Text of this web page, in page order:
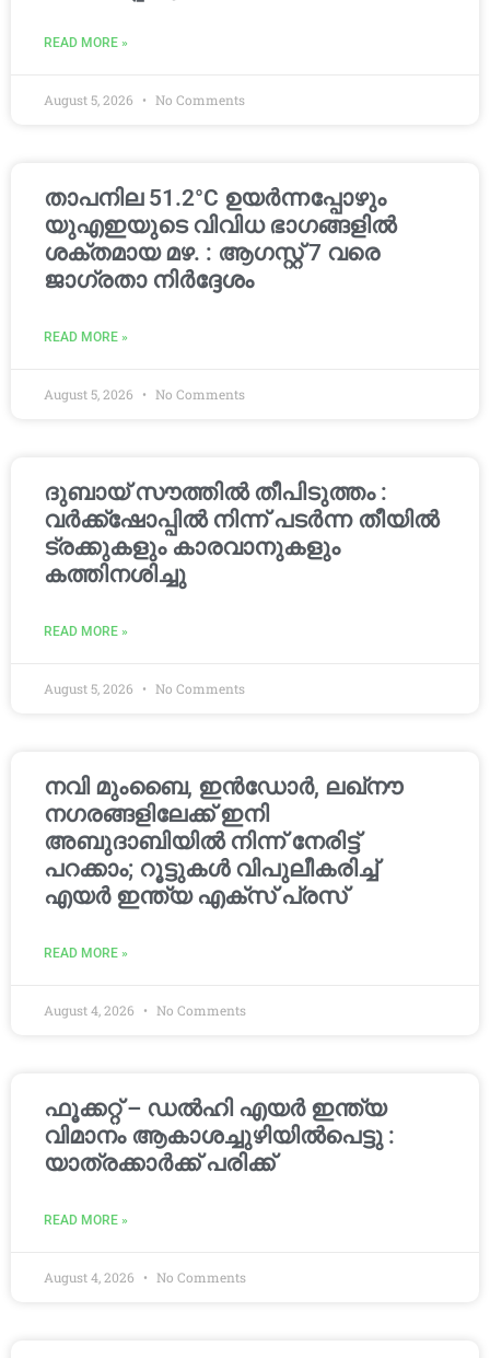
READ MORE »
August 5, 2026 No Comments
താപനില 51.2°C ഉയർന്നപ്പോഴും
യുഎഇയുടെ വിവിധ ഭാഗങ്ങളിൽ
ശക്തമായ മഴ. : ആഗസ്റ്റ് 7 വരെ
ജാഗ്രതാ നിർദ്ദേശം
READ MORE »
August 5, 2026 No Comments
ദുബായ് സൗത്തിൽ തീപിടുത്തം :
വർക്ക്‌ഷോപ്പിൽ നിന്ന് പടർന്ന തീയിൽ
ട്രക്കുകളും കാരവാനുകളും
കത്തിനശിച്ചു
READ MORE »
August 5, 2026 No Comments
നവി മുംബൈ, ഇൻഡോർ, ലഖ്നൗ
നഗരങ്ങളിലേക്ക് ഇനി
അബുദാബിയിൽ നിന്ന് നേരിട്ട്
പറക്കാം; റൂട്ടുകൾ വിപുലീകരിച്ച്
എയർ ഇന്ത്യ എക്സ് പ്രസ്
READ MORE »
August 4, 2026 No Comments
ഫൂക്കറ്റ് – ഡൽഹി എയര്‍ ഇന്ത്യ
വിമാനം ആകാശച്ചുഴിയില്‍പെട്ടു :
യാത്രക്കാര്‍ക്ക് പരിക്ക്
READ MORE »
August 4, 2026 No Comments